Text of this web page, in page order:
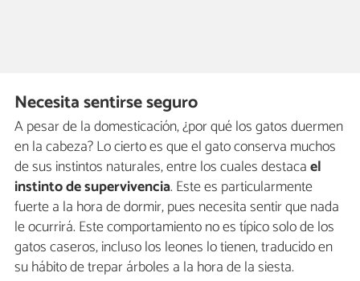
Necesita sentirse seguro
A pesar de la domesticación, ¿por qué los gatos duermen
en la cabeza? Lo cierto es que el gato conserva muchos
de sus instintos naturales, entre los cuales destacael
instinto de supervivencia. Este es particularmente
fuerte a la hora de dormir, pues necesita sentir que nada
le ocurrirá. Este comportamiento no es típico solo de los
gatos caseros, incluso los leones lo tienen, traducido en
su hábito de trepar árboles a la hora de la siesta.